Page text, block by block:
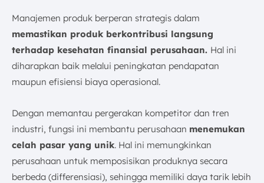
Manajemen produk berperan strategis dalam
memastikan produk berkontribusi langsung
terhadap kesehatan finansial perusahaan. Hal ini
diharapkan baik melalui peningkatan pendapatan
maupun efisiensi biaya operasional.
Dengan memantau pergerakan kompetitor dan tren
industri, fungsi ini membantu perusahaan menemukan
celah pasar yang unik. Hal ini memungkinkan
perusahaan untuk memposisikan produknya secara
berbeda (differensiasi), sehingga memiliki daya tarik lebih